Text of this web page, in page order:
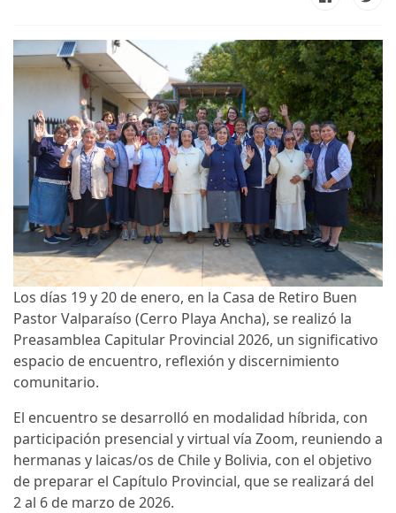
Los días 19 y 20 de enero, en la Casa de Retiro Buen
Pastor Valparaíso (Cerro Playa Ancha), se realizó la
Preasamblea Capitular Provincial 2026, un significativo
espacio de encuentro, reflexión y discernimiento
comunitario.
El encuentro se desarrolló en modalidad híbrida, con
participación presencial y virtual vía Zoom, reuniendo a
hermanas y laicas/os de Chile y Bolivia, con el objetivo
de preparar el Capítulo Provincial, que se realizará del
2 al 6 de marzo de 2026.